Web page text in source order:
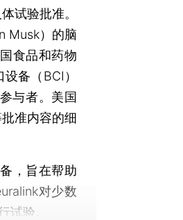
试验批准。
Musk）的脑
食品和药物
备（BCI）
与者。美国
准内容的细
，旨在帮助
对少数
试验。